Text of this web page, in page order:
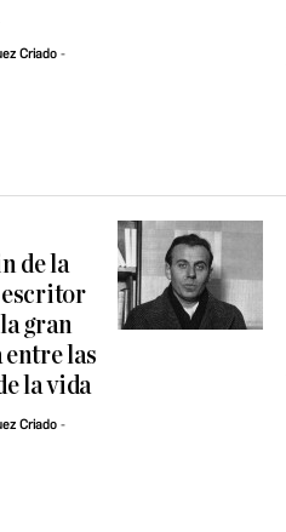
Criado
de la
escritor
gran
las
la vida
Criado